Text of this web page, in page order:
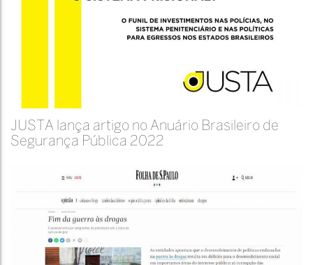
JUSTA lança artigo no Anuário Brasileiro de
Segurança Pública 2022